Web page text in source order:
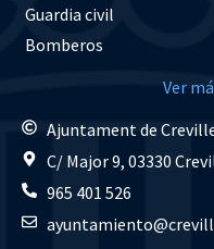
Guardia civil
Bomberos
Ver
Ajuntament de
C/ Major 9, 03330
965 401 526